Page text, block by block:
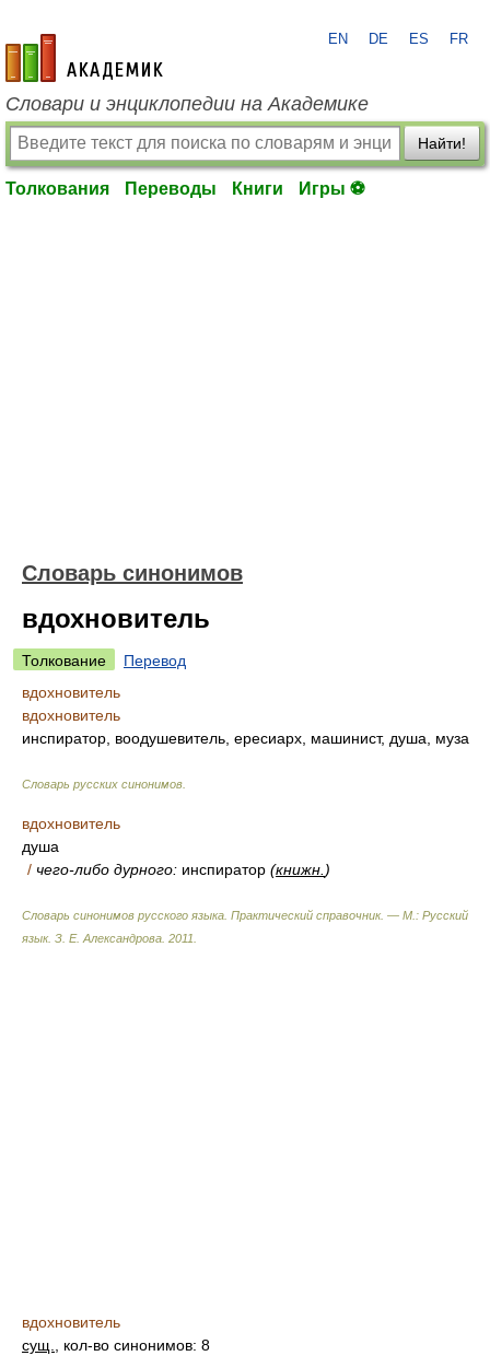
academic.ru
EN DE ES FR
Словари и энциклопедии на Академике
Найти!
Толкования Переводы Книги Игры ⚽
Словарь синонимов
вдохновитель
Толкование
Перевод
вдохновитель
вдохновитель
инспиратор, воодушевитель, ересиарх, машинист, душа, муза
Словарь русских синонимов
вдохновитель
душа
/ чего-либо дурного: инспиратор (книжн. )
Словарь синонимов русского языка. Практический справочник. — М.: Русский
язык. З. Е. Александрова 2011
вдохновитель
сущ.
, кол-во синонимов: 8